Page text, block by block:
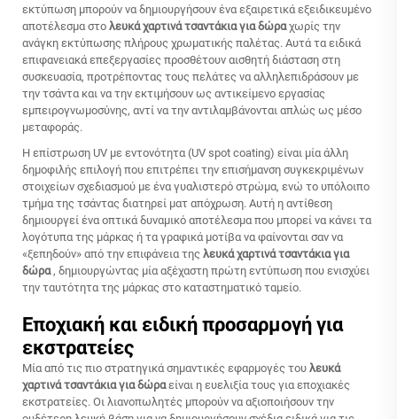
εκτύπωση μπορούν να δημιουργήσουν ένα εξαιρετικά εξειδικευμένο
αποτέλεσμα στο λευκά χαρτινά τσαντάκια για δώραχωρίς την
ανάγκη εκτύπωσης πλήρους χρωματικής παλέτας. Αυτά τα ειδικά
επιφανειακά επεξεργασίες προσθέτουν αισθητή διάσταση στη
συσκευασία, προτρέποντας τους πελάτες να αλληλεπιδράσουν με
την τσάντα και να την εκτιμήσουν ως αντικείμενο εργασίας
εμπειρογνωμοσύνης, αντί να την αντιλαμβάνονται απλώς ως μέσο
μεταφοράς.
Η επίστρωση UV με εντονότητα (UV spot coating) είναι μία άλλη
δημοφιλής επιλογή που επιτρέπει την επισήμανση συγκεκριμένων
στοιχείων σχεδιασμού με ένα γυαλιστερό στρώμα, ενώ το υπόλοιπο
τμήμα της τσάντας διατηρεί ματ απόχρωση. Αυτή η αντίθεση
δημιουργεί ένα οπτικά δυναμικό αποτέλεσμα που μπορεί να κάνει τα
λογότυπα της μάρκας ή τα γραφικά μοτίβα να φαίνονται σαν να
«ξεπηδούν» από την επιφάνεια της λευκά χαρτινά τσαντάκια για
δώρα, δημιουργώντας μία αξέχαστη πρώτη εντύπωση που ενισχύει
την ταυτότητα της μάρκας στο καταστηματικό ταμείο.
Εποχιακή και ειδική προσαρμογή για
εκστρατείες
Μία από τις πιο στρατηγικά σημαντικές εφαρμογές του λευκά
χαρτινά τσαντάκια για δώραείναι η ευελιξία τους για εποχιακές
εκστρατείες. Οι λιανοπωλητές μπορούν να αξιοποιήσουν την